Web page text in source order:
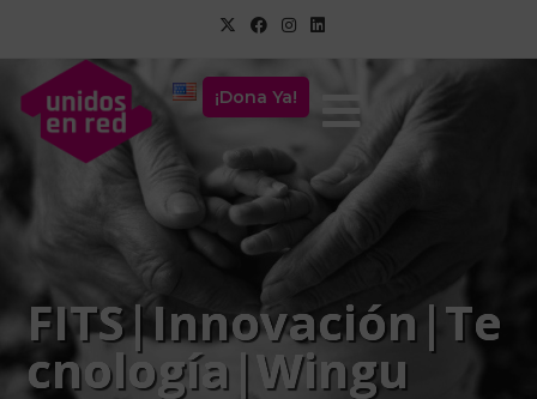
¡Dona Ya!
FITS|Innovación|Te
cnología|Wingu